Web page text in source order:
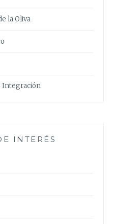
la Oliva
Integración
INTERÉS